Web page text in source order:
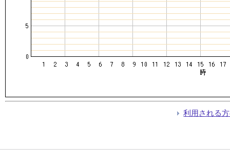
利用される